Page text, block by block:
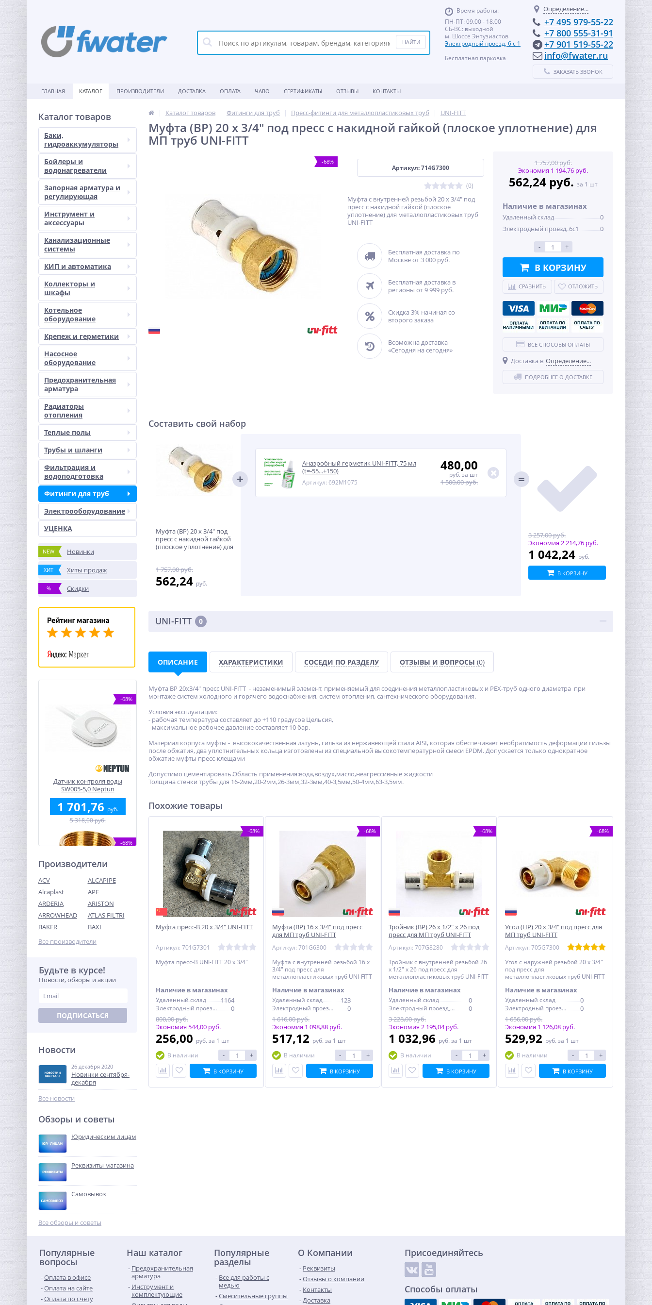
Время работы:
ПН-ПТ: 09.00 - 18.00
СБ-ВС: выходной
м. Шоссе Энтузиастов
Электродный проезд, 6 с 1
Бесплатная парковка
Определение...
+7 495 979-55-22
+7 800 555-31-91
+7 901 519-55-22
info@fwater.ru
ЗАКАЗАТЬ ЗВОНОК
ГЛАВНАЯ КАТАЛОГ ПРОИЗВОДИТЕЛИ ДОСТАВКА ОПЛАТА ЧАВО СЕРТИФИКАТЫ ОТЗЫВЫ КОНТАКТЫ
Каталог товаров
Баки,
гидроаккумуляторы
Бойлеры и
водонагреватели
Запорная арматура и
регулирующая
Инструмент и
аксессуары
Канализационные
системы
КИП и автоматика
Коллекторы и
шкафы
Котельное
оборудование
Крепеж и герметики
Насосное
оборудование
Предохранительная
арматура
Радиаторы
отопления
Теплые полы
Трубы и шланги
Фильтрация и
водоподготовка
Фитинги для труб
Электрооборудование
УЦЕНКА
NEW Новинки
ХИТ Хиты продаж
% Скидки
-68%
Датчик контроля воды
SW005-5,0 Neptun
проводной (5м)
1 701,76 руб.
5 318,00 руб.
-68%
Предохранительный
клапан 1 x1 1/4 ROMMER
для систем водоснабжения
726,72
Кран шаровый с
электроприводом
BugattiPro 12В 1/2"
8 740,16
Переходник резьбовой
3/4" x 1/2" ВН никель UNI-
FITT
563,00 руб.
-68%
Производители
ACV
ALCAPIPE
Alcaplast
APE
ARDERIA
ARISTON
ARROWHEAD
ATLAS FILTRI
BAKER
BAXI
Все производители
Будьте в курсе!
Новости, обзоры и акции
ПОДПИСАТЬСЯ
Новости
26 декабря 2020
Новинки сентября-
декабря
Все новости
Обзоры и советы
Юридическим лицам
Реквизиты магазина
Самовывоз
Все обзоры и советы
Каталог товаров Фитинги для труб Пресс-фитинги для металлопластиковых труб UNI-FITT
Муфта (ВР) 20 x 3/4" под пресс с накидной гайкой (плоское уплотнение) для
МП труб UNI-FITT
-68%
Артикул: 714G7300
(0)
Муфта с внутренней резьбой 20 x 3/4" под
пресс с накидной гайкой (плоское
уплотнение) для металлопластиковых труб
UNI-FITT
Бесплатная доставка по
Москве от 3 000 руб.
Бесплатная доставка в
регионы от 9 999 руб.
Скидка 3% начиная со
второго заказа
Возможна доставка
«Сегодня на сегодня»
1 757,00 руб.
Экономия 1 194,76 руб.
562,24 руб. за 1 шт
Наличие в магазинах
Удаленный склад
0
Электродный проезд, 6с1
0
- +
В КОРЗИНУ
СРАВНИТЬ ОТЛОЖИТЬ
ВСЕ СПОСОБЫ ОПЛАТЫ
Доставка в Определение...
ПОДРОБНЕЕ О ДОСТАВКЕ
Составить свой набор
Муфта (ВР) 20 x 3/4" под
пресс с накидной гайкой
(плоское уплотнение) для
1 757,00 руб.
562,24 руб.
Анаэробный герметик UNI-FITT, 75 мл
(t=-55...+150)
Артикул: 692M1075
480,00
руб. за шт
1 500,00 руб.
3 257,00 руб.
Экономия2 214,76 руб.
1 042,24 руб.
В КОРЗИНУ
UNI-FITT 0
ОПИСАНИЕ ХАРАКТЕРИСТИКИ СОСЕДИ ПО РАЗДЕЛУ ОТЗЫВЫ И ВОПРОСЫ (0)
Муфта ВР 20х3/4" пресс UNI-FITT - незаменимый элемент, применяемый для соединения металлопластиковых и РЕХ-труб одного диаметра при
монтаже систем холодного и горячего водоснабжения, систем отопления, сантехнического оборудования.
Условия эксплуатации:
- рабочая температура составляет до +110 градусов Цельсия,
- максимальное рабочее давление составляет 10 бар.
Материал корпуса муфты - высококачественная латунь, гильза из нержавеющей стали AISI, которая обеспечивает необратимость деформации гильзы
после обжатия, два уплотнительных кольца изготовлены из специальной высокотемпературной смеси EPDM. Допускается только однократное
обжатие муфты пресс-клещами
Допустимо цементировать.Область применения:вода,воздух,масло,неагрессивные жидкости
Толщина стенки трубы для 16-2мм,20-2мм,26-3мм,32-3мм,40-3,5мм,50-4мм,63-3,5мм.
Похожие товары
-68%
Муфта пресс-В 20 х 3/4" UNI-FITT
Артикул: 701G7301
Муфта пресс-В UNI-FITT 20 х 3/4"
Наличие в магазинах
Удаленный склад 1164
Электродный проезд, 6с1
0
800,00 руб.
Экономия 544,00 руб.
256,00 руб. за 1 шт
В наличии
- +
В КОРЗИНУ
-68%
Муфта (ВР) 16 x 3/4" под пресс
для МП труб UNI-FITT
Артикул: 701G6300
Муфта с внутренней резьбой 16 x
3/4" под пресс для
металлопластиковых труб UNI-FITT
Наличие в магазинах
Удаленный склад 123
Электродный проезд, 6с1
0
1 616,00 руб.
Экономия 1 098,88 руб.
517,12 руб. за 1 шт
В наличии
- +
В КОРЗИНУ
-68%
Тройник (ВР) 26 x 1/2" x 26 под
пресс для МП труб UNI-FITT
Артикул: 707G8280
Тройник с внутренней резьбой 26
x 1/2" x 26 под пресс для
металлопластиковых труб UNI-FITT
Наличие в магазинах
Удаленный склад 0
Электродный проезд, 6с1
0
3 228,00 руб.
Экономия 2 195,04 руб.
1 032,96 руб. за 1 шт
В наличии
- +
В КОРЗИНУ
-68%
Угол (НР) 20 x 3/4" под пресс для
МП труб UNI-FITT
Артикул: 705G7300
Угол с наружней резьбой 20 x 3/4"
под пресс для
металлопластиковых труб UNI-FITT
Наличие в магазинах
Удаленный склад 0
Электродный проезд, 6с1
0
1 656,00 руб.
Экономия 1 126,08 руб.
529,92 руб. за 1 шт
В наличии
- +
В КОРЗИНУ
Популярные
вопросы
Оплата в офисе
Оплата на сайте
Оплата по счёту
Наш каталог
Предохранительная
арматура
Инструмент и
комплектующие
Популярные
разделы
Все для работы с
медью
Смесительные группы
О Компании
Реквизиты
Отзывы о компании
Контакты
Доставка
Присоединяйтесь
Способы оплаты